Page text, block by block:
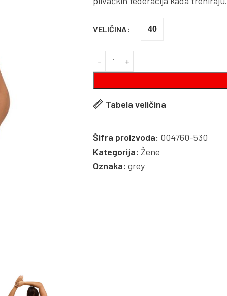
VELIČINA 40
Tabela veličina
Šifra proizvoda: 004760-530
Kategorija: Žene
Oznaka: grey